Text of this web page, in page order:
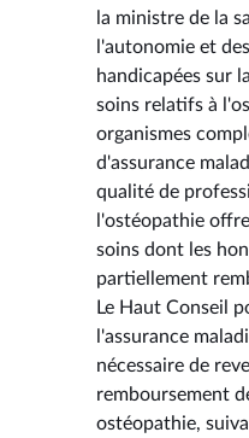
la ministre de la
l'autonomie et
handicapées sur
soins relatifs à
organismes
d'assurance
qualité de
l'ostéopathie
soins dont les
partiellement
Le Haut Conseil
l'assurance
nécessaire de
remboursement
ostéopathie,